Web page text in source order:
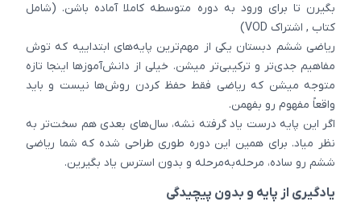
بگیرن تا برای ورود به دوره متوسطه کاملا آماده باشن. (شامل
کتاب , اشتراک VOD)
ریاضی ششم دبستان یکی از مهم‌ترین پایه‌های ابتداییه که توش
مفاهیم جدی‌تر و ترکیبی‌تر میشن. خیلی از دانش‌آموزها اینجا تازه
متوجه میشن که ریاضی فقط حفظ کردن روش‌ها نیست و باید
واقعاً مفهوم رو بفهمن.
اگر این پایه درست یاد گرفته نشه، سال‌های بعدی هم سخت‌تر به
نظر میاد. برای همین این دوره طوری طراحی شده که شما ریاضی
ششم رو ساده، مرحله‌به‌مرحله و بدون استرس یاد بگیرین.
یادگیری از پایه و بدون پیچیدگی